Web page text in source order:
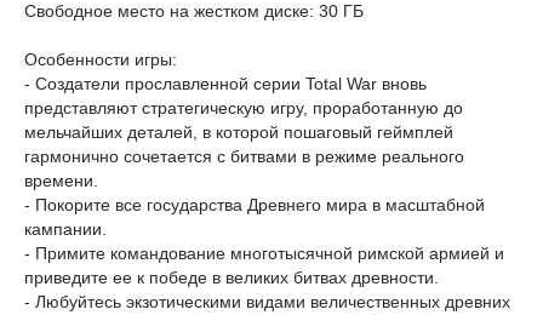
Свободное место на жестком диске: 30 ГБ
Особенности игры:
- Создатели прославленной серии Total War вновь
представляют стратегическую игру, проработанную до
мельчайших деталей, в которой пошаговый геймплей
гармонично сочетается с битвами в режиме реального
времени.
- Покорите все государства Древнего мира в масштабной
кампании.
- Примите командование многотысячной римской армией и
приведите ее к победе в великих битвах древности.
- Любуйтесь экзотическими видами величественных древних